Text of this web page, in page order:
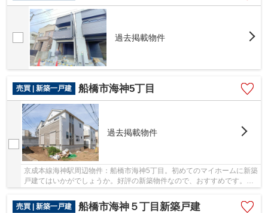
過去掲載物件
売買 | 新築一戸建 船橋市海神5丁目
過去掲載物件
京成本線海神駅周辺物件：船橋市海神5丁目。初めてのマイホームに新築
戸建てはいかがでしょうか。好評の新築物件なので、おすすめです。需
売買 | 新築一戸建
船橋市海神５丁目新築戸建